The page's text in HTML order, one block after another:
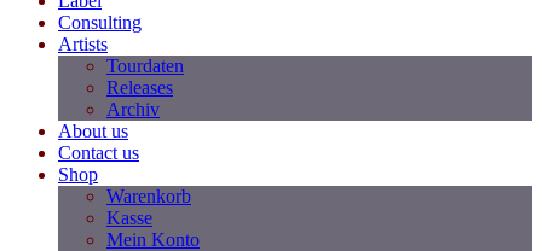
Consulting
Artists
Tourdaten
Releases
Archiv
About us
Contact us
Shop
Warenkorb
Kasse
Mein Konto